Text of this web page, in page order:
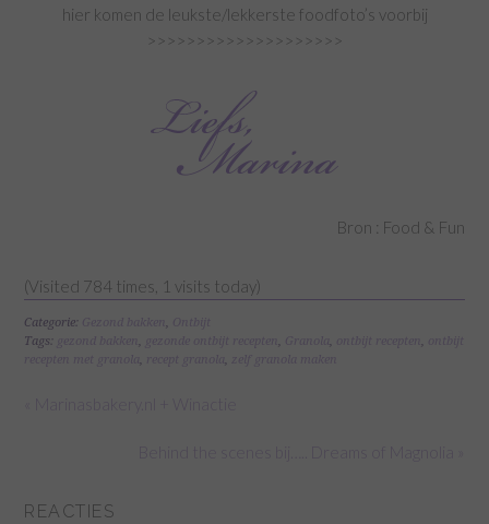
hier komen de leukste/lekkerste foodfoto’s voorbij
>>>>>>>>>>>>>>>>>>>>
Bron : Food & Fun
(Visited 784 times, 1 visits today)
Categorie: Gezond bakken, Ontbijt
Tags:
gezond bakken, gezonde ontbijt recepten, Granola, ontbijt recepten,
ontbijt
recepten met granola, recept granola, zelf granola maken
Behind the scenes bij….. Dreams of Magnolia »
REACTIES